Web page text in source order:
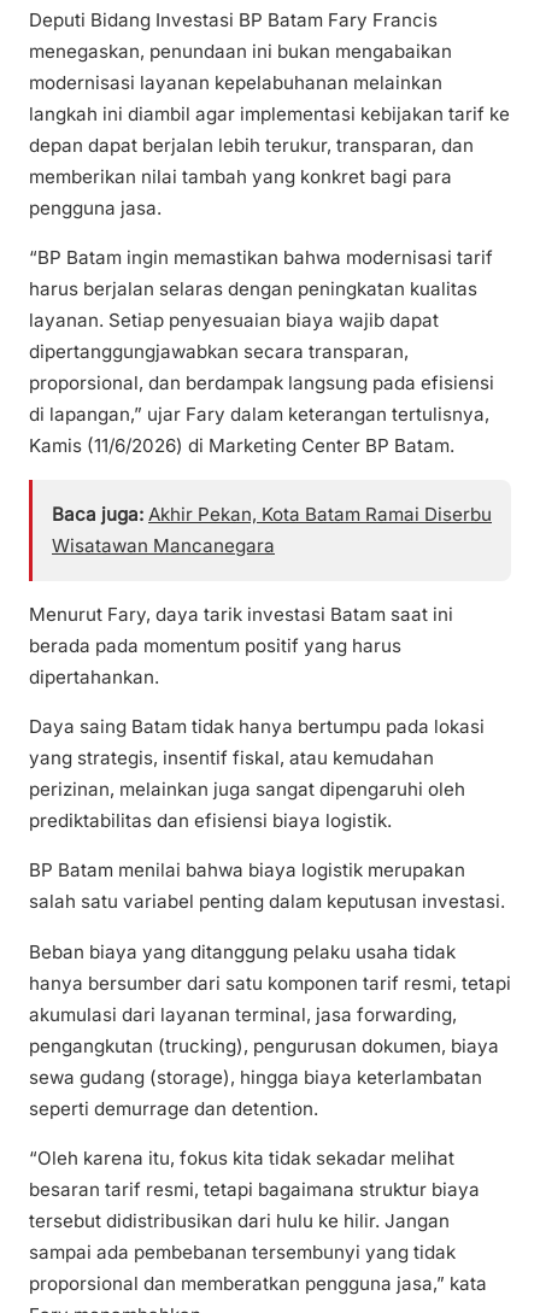
Deputi Bidang Investasi BP Batam Fary Francis
menegaskan, penundaan ini bukan mengabaikan
modernisasi layanan kepelabuhanan melainkan
langkah ini diambil agar implementasi kebijakan tarif ke
depan dapat berjalan lebih terukur, transparan, dan
memberikan nilai tambah yang konkret bagi para
pengguna jasa.
“BP Batam ingin memastikan bahwa modernisasi tarif
harus berjalan selaras dengan peningkatan kualitas
layanan. Setiap penyesuaian biaya wajib dapat
dipertanggungjawabkan secara transparan,
proporsional, dan berdampak langsung pada efisiensi
di lapangan,” ujar Fary dalam keterangan tertulisnya,
Kamis (11/6/2026) di Marketing Center BP Batam.
Baca juga: Akhir Pekan, Kota Batam Ramai Diserbu
Wisatawan Mancanegara
Menurut Fary, daya tarik investasi Batam saat ini
berada pada momentum positif yang harus
dipertahankan.
Daya saing Batam tidak hanya bertumpu pada lokasi
yang strategis, insentif fiskal, atau kemudahan
perizinan, melainkan juga sangat dipengaruhi oleh
prediktabilitas dan efisiensi biaya logistik.
BP Batam menilai bahwa biaya logistik merupakan
salah satu variabel penting dalam keputusan investasi.
Beban biaya yang ditanggung pelaku usaha tidak
hanya bersumber dari satu komponen tarif resmi, tetapi
akumulasi dari layanan terminal, jasa forwarding,
pengangkutan (trucking), pengurusan dokumen, biaya
sewa gudang (storage), hingga biaya keterlambatan
seperti demurrage dan detention.
“Oleh karena itu, fokus kita tidak sekadar melihat
besaran tarif resmi, tetapi bagaimana struktur biaya
tersebut didistribusikan dari hulu ke hilir. Jangan
sampai ada pembebanan tersembunyi yang tidak
proporsional dan memberatkan pengguna jasa,” kata